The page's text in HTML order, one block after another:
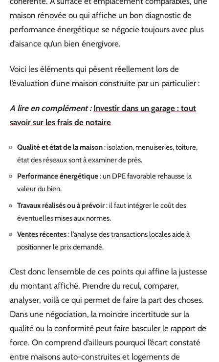
maison rénovée ou qui affiche un bon diagnostic de
performance énergétique se négocie toujours avec plus
d’aisance qu’un bien énergivore.
Voici les éléments qui pèsent réellement lors de
l’évaluation d’une maison construite par un particulier :
A lire en complément : Investir dans un garage : tout
savoir sur les frais de notaire
Qualité et état de la maison: isolation, menuiseries, toiture,
état des réseaux sont à examiner de près.
Performance énergétique: un DPE favorable rehausse la
valeur du bien.
Travaux réalisés ou à prévoir: il faut intégrer le coût des
éventuelles mises aux normes.
Ventes récentes: l’analyse des transactions locales aide à
positionner le prix demandé.
C’est donc l’ensemble de ces points qui affine la justesse
du montant affiché. Prendre du recul, comparer,
analyser, voilà ce qui permet de faire la part des choses.
Dans une négociation, la moindre incertitude sur la
qualité ou la conformité peut faire basculer le rapport de
force. On comprend d’ailleurs pourquoi l’écart constaté
entre maisons auto-construites et logements de